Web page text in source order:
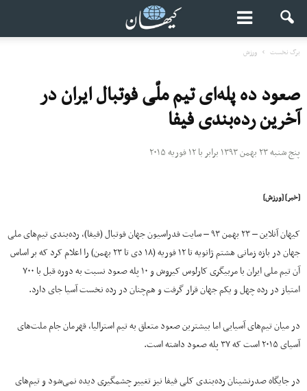
برگ نخست ورزش
صعود ده پله‌ای تیم ملّی فوتبال ایران در
آخرین رده‌بندی فیفا
پنج شنبه ۲۳ بهمن ۱۳۹۳ برابر با ۱۲ فوریه ۲۰۱۵
[خبر] [ورزش]
کیهان آنلاین – ۲۳ بهمن ۹۳ – سایت فدراسیون جهان فوتبال (فیفا)، رده‌بندی تیم‌‌های ملی
جهان در بازه زمانی هشتم ژانویه تا ۱۲ فوریه (۱۸ دی تا ۲۳ بهمن) را اعلام کرد که بر اساس
آن تیم ملی ایران با مربیگری کارلوس کیروش و ۱۰ پله صعود نسبت به دوره قبل با ۷۰۰
امتیاز در رده چهل ‌و یکم جهان قرار گرفت و هم‌چنان در رده نخست آسیا جای دارد.
در میان تیم‌های آسیایی اما بیشترین صعود متعلق به تیم استرالیا، قهرمان جام ملت‌های
آسیای ۲۰۱۵ است که ۳۷ پله صعود داشته است.
در جایگاه صدرنشینان رده‌بندی کلی فیفا نیز تغییر چشمگیری دیده نمی‌شود و تیم‌‌های